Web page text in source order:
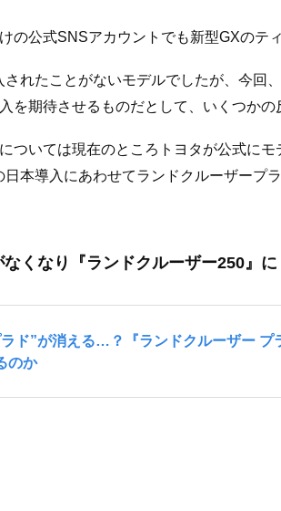
の公式SNSアカウントでも新型GXのテ
れたことがないモデルでしたが、今回
を期待させるものだとして、いくつかの
ついては現在のところトヨタが公式に
本導入にあわせてランドクルーザープ
くなり『ランドクルーザー250』に